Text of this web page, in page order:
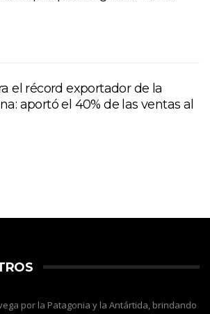
el récord exportador de la
aportó el 40% de las ventas al
por la Patagonia y la Antártida, brindando